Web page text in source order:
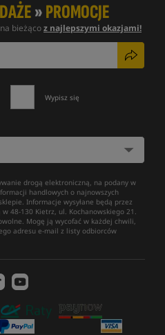
»PROMOCJE
bieżącoz najlepszymi okazjami!
Wypisz się
drogą elektroniczną, na podany w
handlowych o najnowszych
Informacje wysyłane będą przez
w 48-130 Kietrz, ul. Kochanowskiego 21.
Mogę ją wycofać w każdej chwili,
adresu e-mail z listy odbiorców